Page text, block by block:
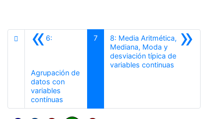
«6:
Agrupación de
datos con
variables
contínuas
7 »
8: Media Aritmética,
Mediana, Moda y
desviación típica de
variables continuasSiguiente